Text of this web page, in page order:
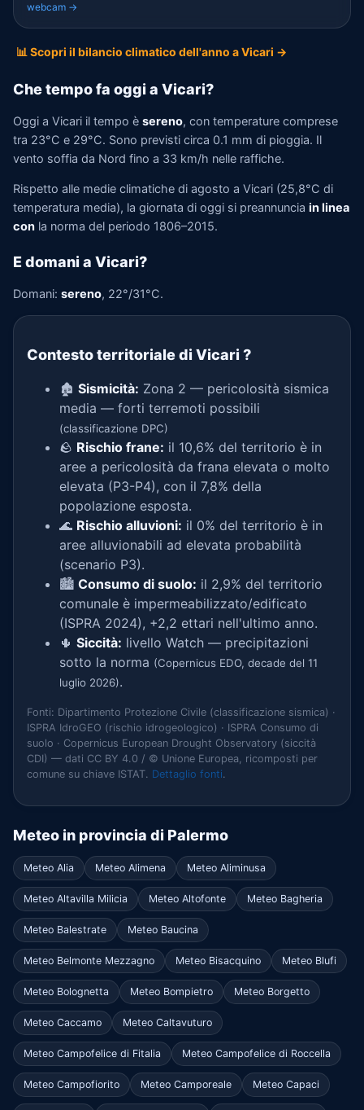
webcam →
📊 Scopri il bilancio climatico dell'anno a Vicari →
Che tempo fa oggi a Vicari?
Oggi a Vicari il tempo è sereno, con temperature comprese
tra 23°C e 29°C. Sono previsti circa 0.1 mm di pioggia. Il
vento soffia da Nord fino a 33 km/h nelle raffiche.
Rispetto alle medie climatiche di agosto a Vicari (25,8°C di
temperatura media), la giornata di oggi si preannuncia in linea
con la norma del periodo 1806–2015.
E domani a Vicari?
Domani: sereno, 22°/31°C.
Contesto territoriale di Vicari ?
🏚️ Sismicità: Zona 2 — pericolosità sismica
media — forti terremoti possibili
(classificazione DPC)
🪨 Rischio frane: il 10,6% del territorio è in
aree a pericolosità da frana elevata o molto
elevata (P3-P4), con il 7,8% della
popolazione esposta.
🌊 Rischio alluvioni: il 0% del territorio è in
aree alluvionabili ad elevata probabilità
(scenario P3).
🏙️ Consumo di suolo: il 2,9% del territorio
comunale è impermeabilizzato/edificato
(ISPRA 2024), +2,2 ettari nell'ultimo anno.
🌵 Siccità: livello Watch — precipitazioni
sotto la norma (Copernicus EDO, decade del 11
luglio 2026).
Fonti: Dipartimento Protezione Civile (classificazione sismica) ·
ISPRA IdroGEO (rischio idrogeologico) · ISPRA Consumo di
suolo · Copernicus European Drought Observatory (siccità
CDI) — dati CC BY 4.0 / © Unione Europea, ricomposti per
comune su chiave ISTAT. Dettaglio fonti.
Meteo in provincia di Palermo
Meteo Alia Meteo Alimena Meteo Aliminusa
Meteo Altavilla Milicia Meteo Altofonte Meteo Bagheria
Meteo Balestrate Meteo Baucina
Meteo Belmonte Mezzagno Meteo Bisacquino Meteo Blufi
Meteo Bolognetta Meteo Bompietro Meteo Borgetto
Meteo Caccamo Meteo Caltavuturo
Meteo Campofelice di Fitalia Meteo Campofelice di Roccella
Meteo Campofiorito Meteo Camporeale Meteo Capaci